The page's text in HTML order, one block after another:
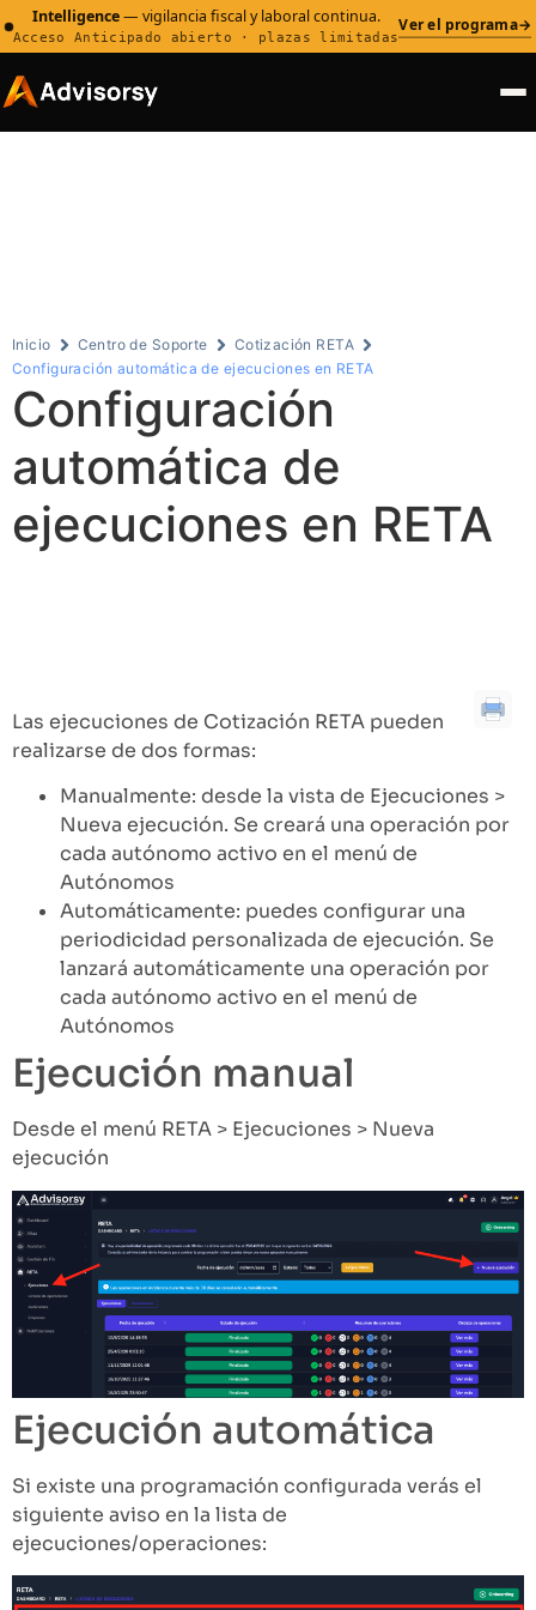
Intelligence— vigilancia fiscal y laboral continua.
Acceso Anticipado abierto · plazas limitadas
Ver el programa→
Inicio Centro de Soporte
Cotización RETA
Configuración automática de ejecuciones en RETA
Configuración
automática de
ejecuciones en RETA
Las ejecuciones de Cotización RETA pueden
realizarse de dos formas:
Manualmente: desde la vista de Ejecuciones >
Nueva ejecución. Se creará una operación por
cada autónomo activo en el menú de
Autónomos
Automáticamente: puedes configurar una
periodicidad personalizada de ejecución. Se
lanzará automáticamente una operación por
cada autónomo activo en el menú de
Autónomos
Ejecución manual
Desde el menú RETA > Ejecuciones > Nueva
ejecución
Ejecución automática
Si existe una programación configurada verás el
siguiente aviso en la lista de
ejecuciones/operaciones: